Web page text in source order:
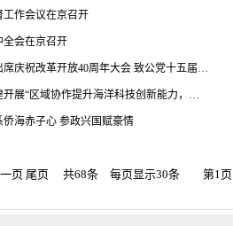
工作会议在京召开
全会在京召开
席庆祝改革开放40周年大会 致公党十五届…
开展“区域协作提升海洋科技创新能力，…
侨海赤子心 参政兴国赋豪情
页 尾页共68条 每页显示30条 第1